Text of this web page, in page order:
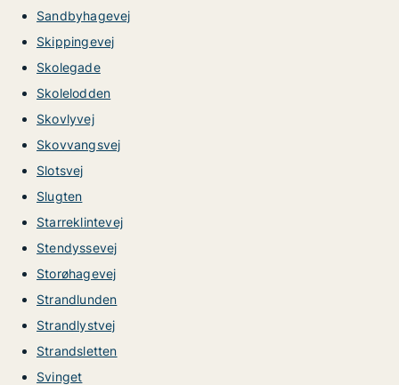
Sandbyhagevej
Skippingevej
Skolegade
Skolelodden
Skovlyvej
Skovvangsvej
Slotsvej
Slugten
Starreklintevej
Stendyssevej
Storøhagevej
Strandlunden
Strandlystvej
Strandsletten
Svinget